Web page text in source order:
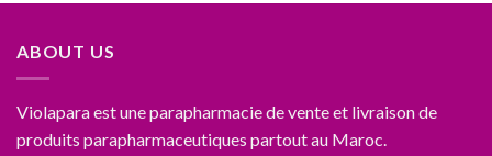
ABOUT US
Violapara est une parapharmacie de vente et livraison de
produits parapharmaceutiques partout au Maroc.